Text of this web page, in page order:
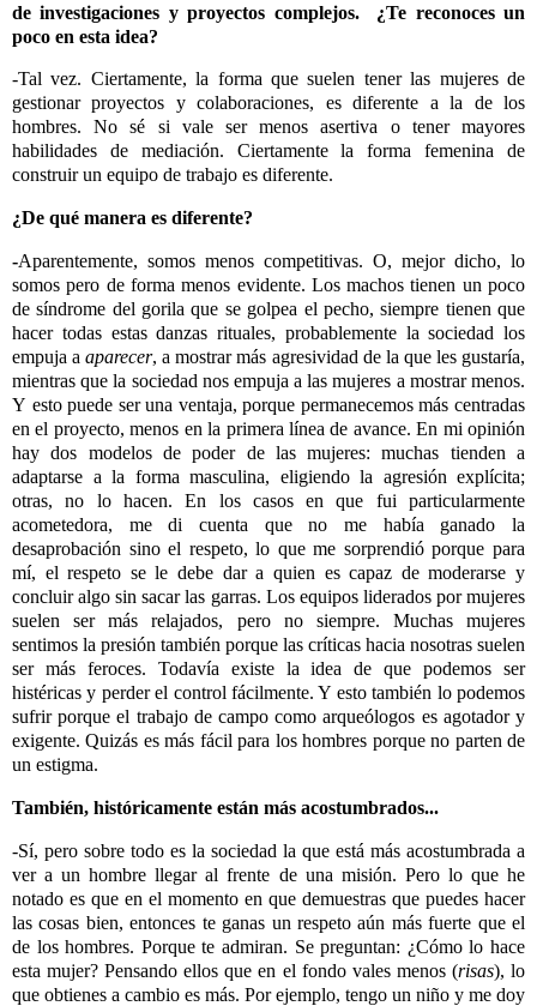
de investigaciones y proyectos complejos. ¿Te reconoces un
poco en esta idea?
-Tal vez. Ciertamente, la forma que suelen tener las mujeres de
gestionar proyectos y colaboraciones, es diferente a la de los
hombres. No sé si vale ser menos asertiva o tener mayores
habilidades de mediación. Ciertamente la forma femenina de
construir un equipo de trabajo es diferente.
¿De qué manera es diferente?
-Aparentemente, somos menos competitivas. O, mejor dicho, lo
somos pero de forma menos evidente. Los machos tienen un poco
de síndrome del gorila que se golpea el pecho, siempre tienen que
hacer todas estas danzas rituales, probablemente la sociedad los
empuja aaparecer, a mostrar más agresividad de la que les gustaría,
mientras que la sociedad nos empuja a las mujeres a mostrar menos.
Y esto puede ser una ventaja, porque permanecemos más centradas
en el proyecto, menos en la primera línea de avance. En mi opinión
hay dos modelos de poder de las mujeres: muchas tienden a
adaptarse a la forma masculina, eligiendo la agresión explícita;
otras, no lo hacen. En los casos en que fui particularmente
acometedora, me di cuenta que no me había ganado la
desaprobación sino el respeto, lo que me sorprendió porque para
mí, el respeto se le debe dar a quien es capaz de moderarse y
concluir algo sin sacar las garras. Los equipos liderados por mujeres
suelen ser más relajados, pero no siempre. Muchas mujeres
sentimos la presión también porque las críticas hacia nosotras suelen
ser más feroces. Todavía existe la idea de que podemos ser
histéricas y perder el control fácilmente. Y esto también lo podemos
sufrir porque el trabajo de campo como arqueólogos es agotador y
exigente. Quizás es más fácil para los hombres porque no parten de
un estigma.
También, históricamente están más acostumbrados...
-Sí, pero sobre todo es la sociedad la que está más acostumbrada a
ver a un hombre llegar al frente de una misión. Pero lo que he
notado es que en el momento en que demuestras que puedes hacer
las cosas bien, entonces te ganas un respeto aún más fuerte que el
de los hombres. Porque te admiran. Se preguntan: ¿Cómo lo hace
esta mujer? Pensando ellos que en el fondo vales menos (risas), lo
que obtienes a cambio es más. Por ejemplo, tengo un niño y me doy